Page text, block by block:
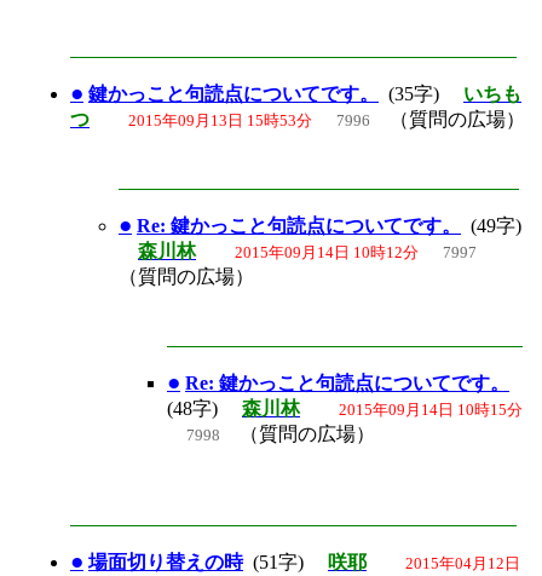
● 鍵かっこと句読点についてです。 (35字) いちも
つ
2015年09月13日 15時53分 7996 （質問の広場）
● Re: 鍵かっこと句読点についてです。
(49字)
森川林
2015年09月14日 10時12分 7997
（質問の広場）
● Re: 鍵かっこと句読点についてです。
(48字) 森川林
2015年09月14日 10時15分
7998
（質問の広場）
● 場面切り替えの時(51字) 咲耶 2015年04月12日